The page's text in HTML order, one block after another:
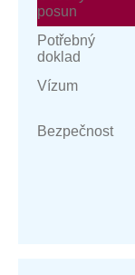
posun
Potřebný
doklad
Vízum
Bezpečnost